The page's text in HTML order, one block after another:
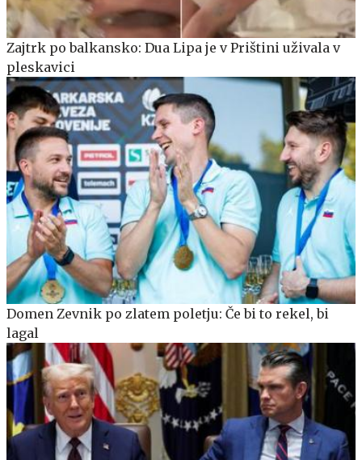
Zajtrk po balkansko: Dua Lipa je v Prištini uživala v
pleskavici
Domen Zevnik po zlatem poletju: Če bi to rekel, bi
lagal